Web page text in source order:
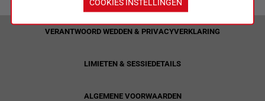
VERANTWOORD WEDDEN & PRIVACYVERKLARING
LIMIETEN & SESSIEDETAILS
ALGEMENE VOORWAARDEN
COOKIES INSTELLINGEN